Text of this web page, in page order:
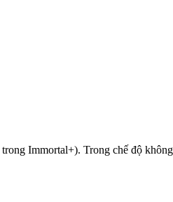
Immortal+). Trong chế độ